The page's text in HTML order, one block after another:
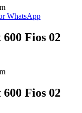
WhatsApp
Fios 02
Fios 02